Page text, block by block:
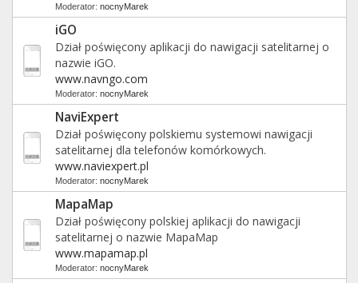
Moderator: nocnyMarek
iGO
Dział poświęcony aplikacji do nawigacji satelitarnej o
nazwie iGO.
www.navngo.com
Moderator: nocnyMarek
NaviExpert
Dział poświęcony polskiemu systemowi nawigacji
satelitarnej dla telefonów komórkowych.
www.naviexpert.pl
Moderator: nocnyMarek
MapaMap
Dział poświęcony polskiej aplikacji do nawigacji
satelitarnej o nazwie MapaMap
www.mapamap.pl
Moderator: nocnyMarek